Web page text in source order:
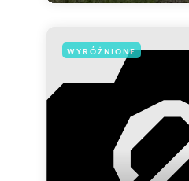
WYRÓŻNIONE